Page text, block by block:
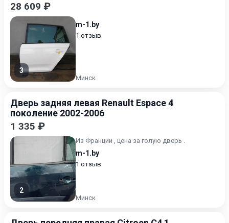
28 609 ₽
3
m-1.by
1 отзыв
Минск
Дверь задняя левая Renault Espace 4
поколение 2002-2006
1 335 ₽
2
Из Франции , цена за голую дверь .
m-1.by
1 отзыв
Минск